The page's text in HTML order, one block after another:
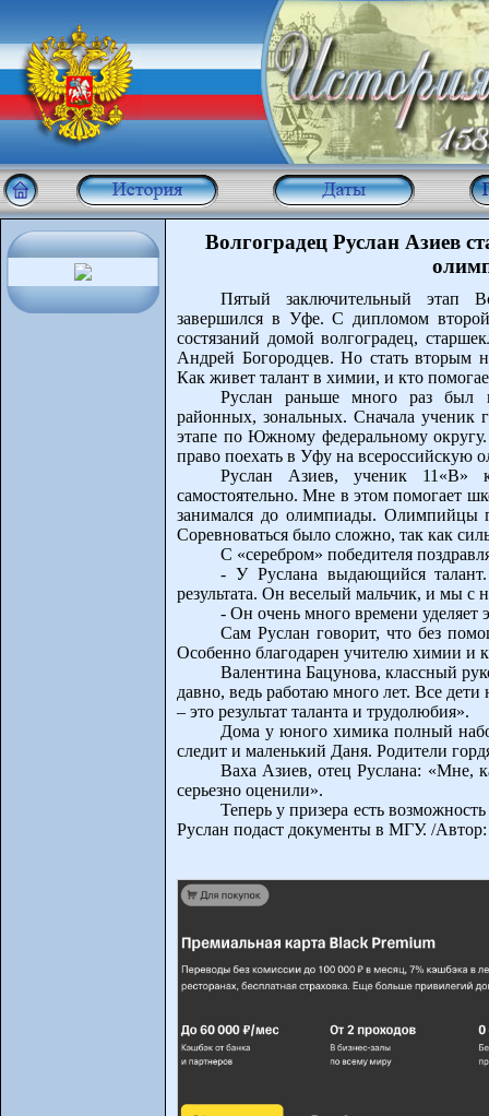
Волгоградец Руслан Азиев
Пятый заключительный этап
завершился в Уфе. С дипломом
состязаний домой волгоградец,
Андрей Богородцев. Но стать вторым
Как живет талант в химии, и кто
Руслан раньше много раз был
районных, зональных. Сначала ученик
этапе по Южному федеральному
право поехать в Уфу на всероссийскую
Руслан Азиев, ученик
самостоятельно. Мне в этом помогает
занимался до олимпиады. Олимпийцы
Соревноваться было сложно, так как
С «серебром» победителя
- У Руслана выдающийся
результата. Он веселый мальчик, и мы с
- Он очень много времени уделяет
Сам Руслан говорит, что без
Особенно благодарен учителю химии и
Валентина Бацунова, классный
давно, ведь работаю много лет. Все
– это результат таланта и трудолюбия».
Дома у юного химика полный
следит и маленький Даня. Родители
Ваха Азиев, отец Руслана: «Мне,
серьезно оценили».
Теперь у призера есть
Руслан подаст документы в МГУ. /